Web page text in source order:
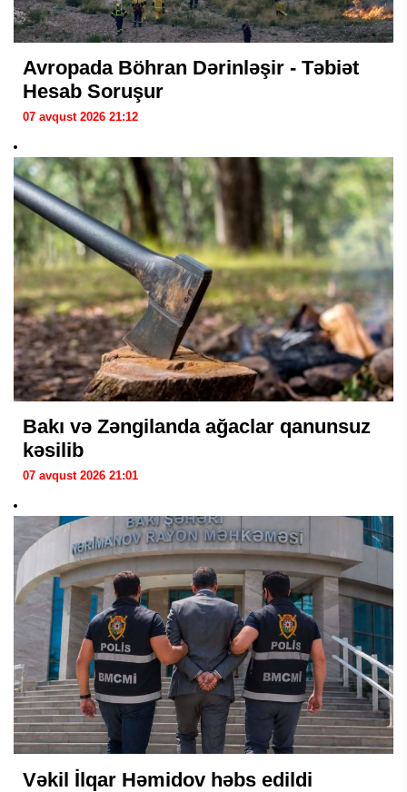
Avropada Böhran Dərinləşir - Təbiət
Hesab Soruşur
07 avqust 2026 21:12
Bakı və Zəngilanda ağaclar qanunsuz
kəsilib
07 avqust 2026 21:01
Vəkil İlqar Həmidov həbs edildi